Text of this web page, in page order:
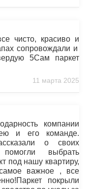
чисто, красиво и
сопровождали и
5Сам паркет
11 марта 2025
компании
и его команде.
о своих
помогли выбрать
под нашу квартиру,
важное , все
покрыли